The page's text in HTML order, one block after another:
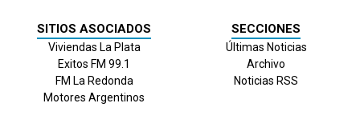
SITIOS ASOCIADOS
Viviendas La Plata
Exitos FM 99.1
FM La Redonda
Motores Argentinos
SECCIONES
Últimas Noticias
Archivo
Noticias RSS